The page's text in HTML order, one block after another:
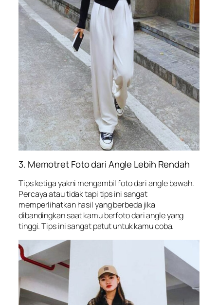
3. Memotret Foto dari Angle Lebih Rendah
Tips ketiga yakni mengambil foto dari angle bawah.
Percaya atau tidak tapi tips ini sangat
memperlihatkan hasil yang berbeda jika
dibandingkan saat kamu berfoto dari angle yang
tinggi. Tips ini sangat patut untuk kamu coba.